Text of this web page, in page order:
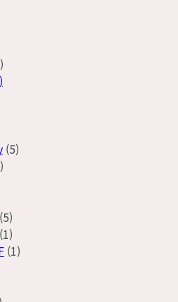
(5)
(5)
(1)
(1)